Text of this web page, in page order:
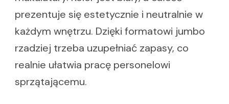
prezentuje się estetycznie i neutralnie w
każdym wnętrzu. Dzięki formatowi jumbo
rzadziej trzeba uzupełniać zapasy, co
realnie ułatwia pracę personelowi
sprzątającemu.